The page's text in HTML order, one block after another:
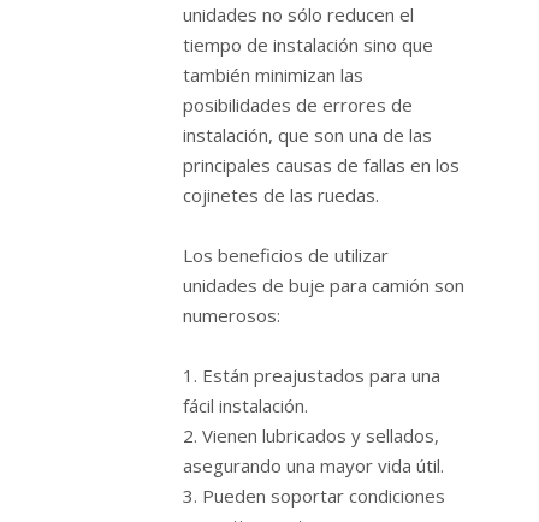
unidades no sólo reducen el
tiempo de instalación sino que
también minimizan las
posibilidades de errores de
instalación, que son una de las
principales causas de fallas en los
cojinetes de las ruedas.
Los beneficios de utilizar
unidades de buje para camión son
numerosos:
1. Están preajustados para una
fácil instalación.
2. Vienen lubricados y sellados,
asegurando una mayor vida útil.
3. Pueden soportar condiciones